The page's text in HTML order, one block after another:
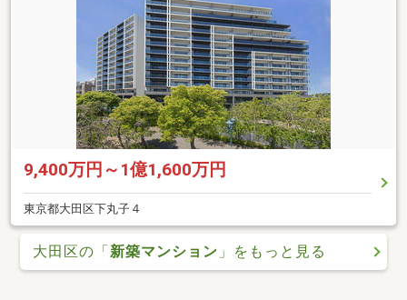
9,400万円～1億1,600万円
東京都大田区下丸子４
大田区の「新築マンション 」をもっと見る